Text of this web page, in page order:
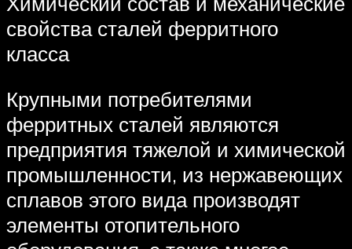
свойства сталей ферритного
класса
Крупными потребителями
ферритных сталей являются
предприятия тяжелой и химической
промышленности, из нержавеющих
сплавов этого вида производят
элементы отопительного